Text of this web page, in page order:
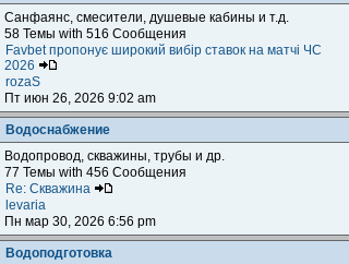
Санфаянс, смесители, душевые кабины и т.д.
58 Темы with 516 Сообщения
Favbet пропонує широкий вибір ставок на матчі ЧС
2026
rozaS
Пт июн 26, 2026 9:02 am
Водоснабжение
Водопровод, скважины, трубы и др.
77 Темы with 456 Сообщения
Re: Скважина
levaria
Пн мар 30, 2026 6:56 pm
Водоподготовка